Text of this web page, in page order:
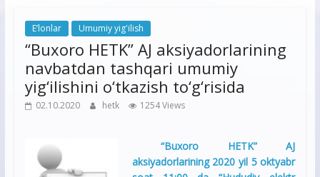
E’lonlar Umumiy yig'ilish
“Buxoro HETK” AJ aksiyadorlarining
navbatdan tashqari umumiy
yig‘ilishini o‘tkazish to‘g‘risida
02.10.2020 hetk 1254 Views
“Buxoro HETK” AJ
aksiyadorlarining 2020 yil 5 oktyabr